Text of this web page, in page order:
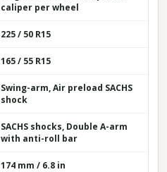
caliper per wheel
225 / 50 R15
165 / 55 R15
Swing-arm, Air preload SACHS
shock
SACHS shocks, Double A-arm
with anti-roll bar
174 mm / 6.8 in